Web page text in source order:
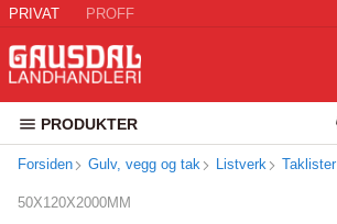
PRIVAT PROFF
PRODUKTER
Forsiden Gulv, vegg og tak Listverk Taklister
50X120X2000MM